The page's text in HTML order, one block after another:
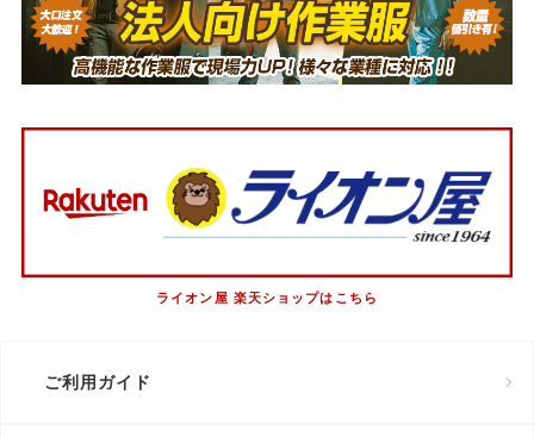
ライオン屋 楽天ショップはこちら
ご利用ガイド